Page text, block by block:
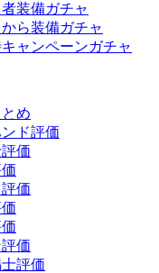
装備ガチャ
ら装備ガチャ
ャンペーンガチャ
め
ド評価
価
価
価
評価